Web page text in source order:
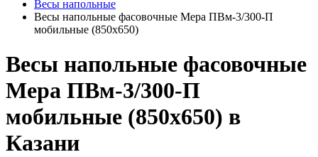
Весы напольные
Весы напольные фасовочные Мера ПВм-3/300-П
мобильные (850х650)
Весы напольные фасовочные
Мера ПВм-3/300-П
мобильные (850х650) в
Казани